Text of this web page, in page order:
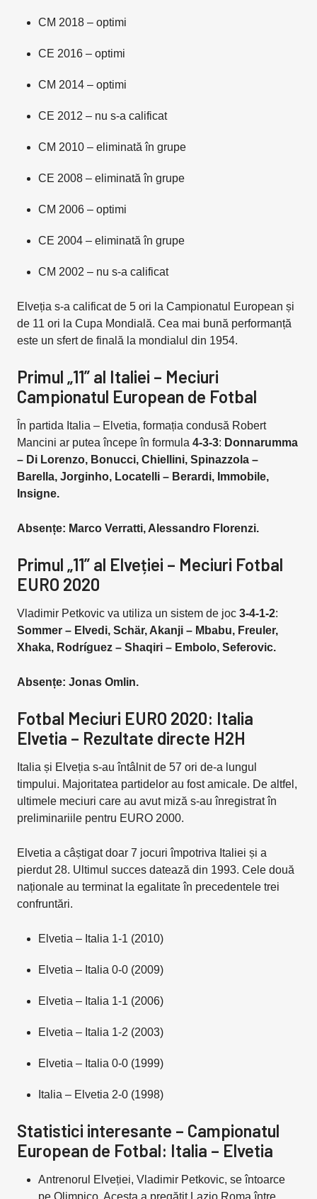
CM 2018 – optimi
CE 2016 – optimi
CM 2014 – optimi
CE 2012 – nu s-a calificat
CM 2010 – eliminată în grupe
CE 2008 – eliminată în grupe
CM 2006 – optimi
CE 2004 – eliminată în grupe
CM 2002 – nu s-a calificat
Elveția s-a calificat de 5 ori la Campionatul European și
de 11 ori la Cupa Mondială. Cea mai bună performanță
este un sfert de finală la mondialul din 1954.
Primul „11” al Italiei – Meciuri
Campionatul European de Fotbal
În partida Italia – Elvetia, formația condusă Robert
Mancini ar putea începe în formula 4-3-3: Donnarumma
– Di Lorenzo, Bonucci, Chiellini, Spinazzola –
Barella, Jorginho, Locatelli – Berardi, Immobile,
Insigne.
Absențe: Marco Verratti, Alessandro Florenzi.
Primul „11” al Elveției – Meciuri Fotbal
EURO 2020
Vladimir Petkovic va utiliza un sistem de joc 3-4-1-2:
Sommer – Elvedi, Schär, Akanji – Mbabu, Freuler,
Xhaka, Rodríguez – Shaqiri – Embolo, Seferovic.
Absențe: Jonas Omlin.
Fotbal Meciuri EURO 2020: Italia
Elvetia – Rezultate directe H2H
Italia și Elveția s-au întâlnit de 57 ori de-a lungul
timpului. Majoritatea partidelor au fost amicale. De altfel,
ultimele meciuri care au avut miză s-au înregistrat în
preliminariile pentru EURO 2000.
Elvetia a câștigat doar 7 jocuri împotriva Italiei și a
pierdut 28. Ultimul succes datează din 1993. Cele două
naționale au terminat la egalitate în precedentele trei
confruntări.
Elvetia – Italia 1-1 (2010)
Elvetia – Italia 0-0 (2009)
Elvetia – Italia 1-1 (2006)
Elvetia – Italia 1-2 (2003)
Elvetia – Italia 0-0 (1999)
Italia – Elvetia 2-0 (1998)
Statistici interesante – Campionatul
European de Fotbal: Italia – Elvetia
Antrenorul Elveției, Vladimir Petkovic, se întoarce